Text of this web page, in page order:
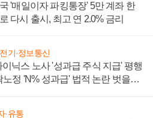
'매일이자 파킹통장' 5만 계좌 한
다시 출시, 최고 연 2.0% 금리
기·정보통신
이닉스 노사 '성과급 주식 지급' 평행
노정 'N% 성과급' 법적 논란 벗을지
·유통